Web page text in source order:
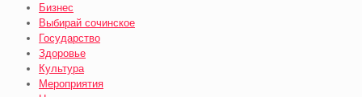
Бизнес
Выбирай сочинское
Государство
Здоровье
Культура
Мероприятия